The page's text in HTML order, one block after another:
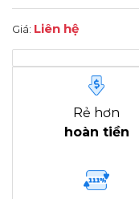
Giá: Liên hệ
Rẻ hơn
hoàn tiền